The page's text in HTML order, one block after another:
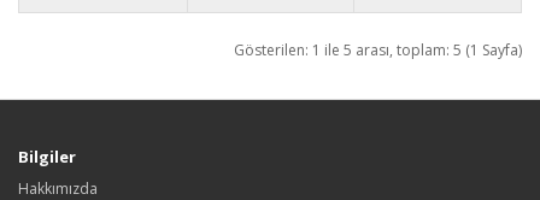
Gösterilen: 1 ile 5 arası, toplam: 5 (1 Sayfa)
Bilgiler
Hakkımızda